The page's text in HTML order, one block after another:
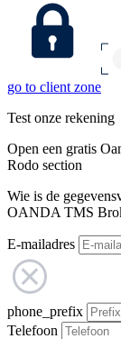
go to client zone
Test onze rekening
Open een gratis
Rodo section
Wie is de
OANDA TMS
E-mailadres
phone_prefix
Telefoon